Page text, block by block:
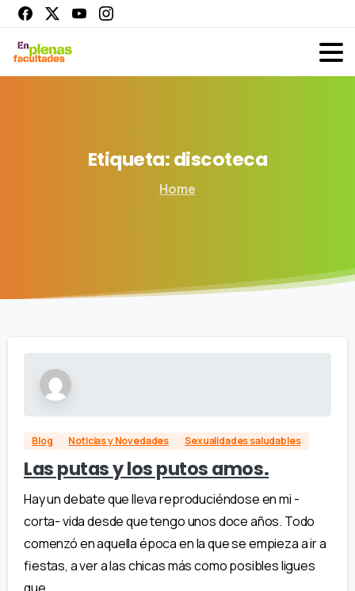
Etiqueta:discoteca
Home
Blog Noticias y Novedades Sexualidades saludables
Las putas y los putos amos.
Hay un debate que lleva reproduciéndose en mi -
corta- vida desde que tengo unos doce años. Todo
comenzó en aquella época en la que se empieza a ir a
fiestas, a ver a las chicas más como posibles ligues
que...